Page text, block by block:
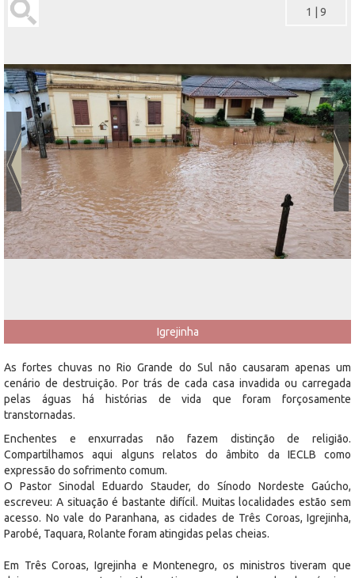
Igrejinha
1 9
As fortes chuvas no Rio Grande do Sul não causaram apenas um
cenário de destruição. Por trás de cada casa invadida ou carregada
pelas águas há histórias de vida que foram forçosamente
transtornadas.
Enchentes e enxurradas não fazem distinção de religião.
Compartilhamos aqui alguns relatos do âmbito da IECLB como
expressão do sofrimento comum.
O Pastor Sinodal Eduardo Stauder, do Sínodo Nordeste Gaúcho,
escreveu: A situação é bastante difícil. Muitas localidades estão sem
acesso. No vale do Paranhana, as cidades de Três Coroas, Igrejinha,
Parobé, Taquara, Rolante foram atingidas pelas cheias.
Em Três Coroas, Igrejinha e Montenegro, os ministros tiveram que